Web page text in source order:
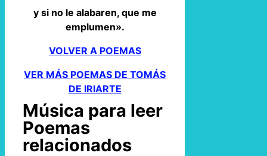
y si no le alabaren, que me
emplumen».
VOLVER A POEMAS
VER MÁS POEMAS DE TOMÁS
DE IRIARTE
Música para leer
Poemas
relacionados